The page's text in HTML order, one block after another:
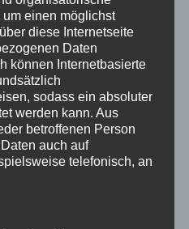
Erleichterung anzusehen,
über die Zeit hatte retten
Bisinger zeigte eine absolut
sich eine Woche zuvor
hätte, brachte beide Teams
mit seiner Leistung
von beiden Teams
ein.KB
Fans und auch neutralen
einen möglichst
diese Internetseite
Daten
können Internetbasierte
sodass ein absoluter
werden kann. Aus
betroffenen Person
auch auf
telefonisch, an